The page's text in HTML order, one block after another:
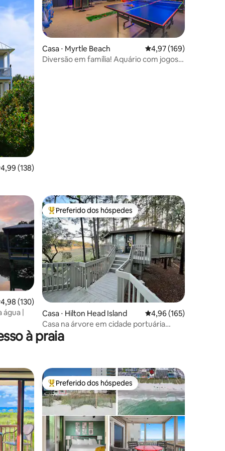
de uma avaliação média de 5, 138 avaliações
4,99 (138)
Casa ⋅ Myrtle Beach 4,97 de uma avaliação
4,97 (169)
Diversão em família! Aquário com jogos
hóspedes
de uma avaliação média de 5, 130 avaliações
4,98 (130)
água |
Entre os melhores preferidos dos hóspedes
Preferido dos hóspedes
Casa ⋅ Hilton Head Island 4,96 de uma avaliação
4,96 (165)
Casa na árvore em cidade portuária
tranquila com vista para o pântano
à praia
hóspedes Entre os melhores preferidos dos hóspedes
Preferido dos hóspedes